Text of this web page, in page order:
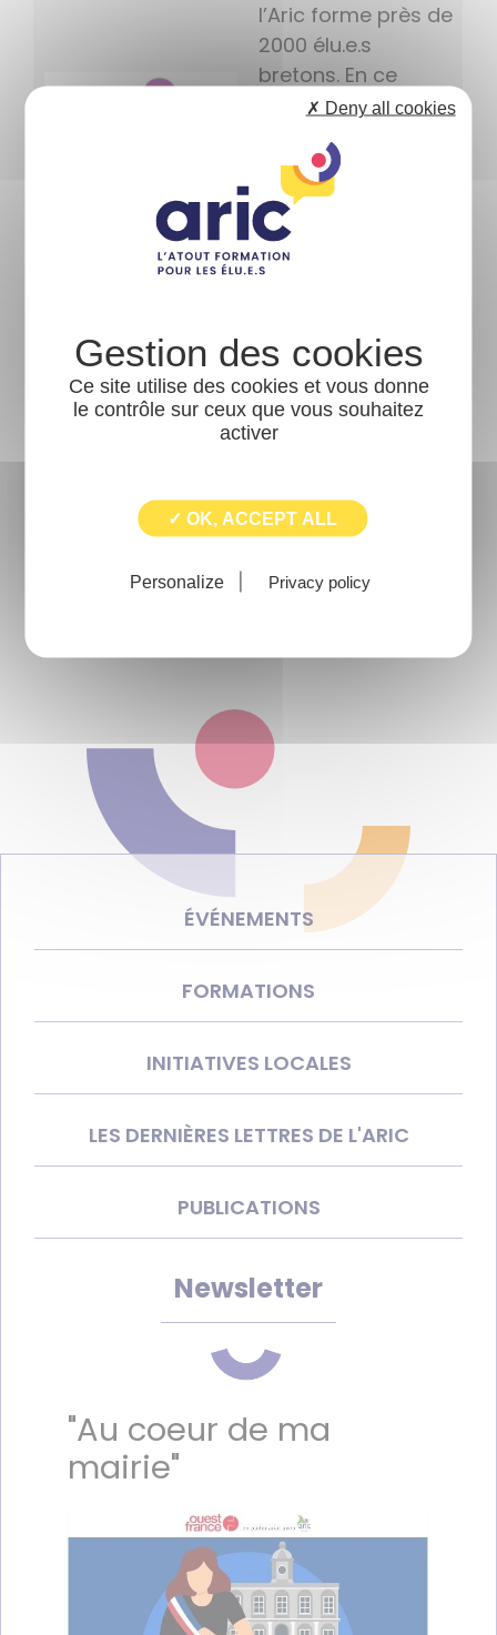
l’Aric forme près de
2000 élu.e.s
bretons. En ce
début de mandat,
nous avons
souhaité vous faire
partager leur
expérience en les
invitant à nous
livrer leurs
à une formation
réalisée avec l’Aric.
En savoir +
ÉVÉNEMENTS
FORMATIONS
INITIATIVES LOCALES
LES DERNIÈRES LETTRES DE L'ARIC
PUBLICATIONS
Newsletter
"Au coeur de ma
mairie"
Ce site utilise des cookies et vous donne
le contrôle sur ceux que vous souhaitez
activer
✓ OK, ACCEPT ALL
✗ Deny all cookies
Personalize Privacy policy